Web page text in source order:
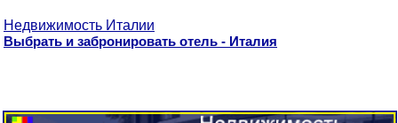
Недвижимость Италии
Выбрать и забронировать отель - Италия